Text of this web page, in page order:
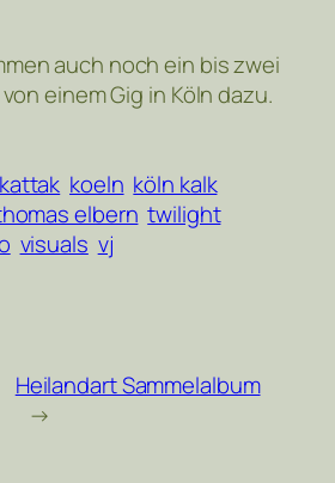
auch noch ein bis zwei
einem Gig in Köln dazu.
koeln köln kalk
elbern twilight
visuals vj
Heilandart Sammelalbum
→